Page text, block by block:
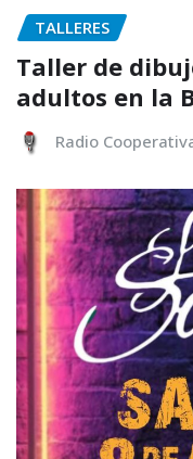
TALLERES
Taller de
adultos en la
Radio